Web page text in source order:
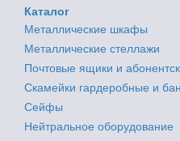
Каталог
Металлические шкафы
Металлические стеллажи
Почтовые ящики и
Скамейки гардеробные и
Сейфы
Нейтральное оборудование